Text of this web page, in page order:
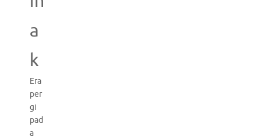
a
k
Era
per
gi
pad
a